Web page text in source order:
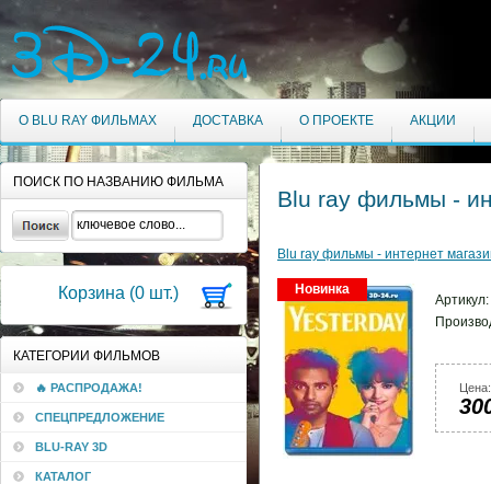
О BLU RAY ФИЛЬМАХ ДОСТАВКА О ПРОЕКТЕ АКЦИИ
ПОИСК ПО НАЗВАНИЮ ФИЛЬМА
Корзина (0 шт.)
КАТЕГОРИИ ФИЛЬМОВ
🔥 РАСПРОДАЖА!
СПЕЦПРЕДЛОЖЕНИЕ
BLU-RAY 3D
КАТАЛОГ
Blu ray фильмы -
Blu ray фильмы - интернет
Новинка
Артикул:
Цена: